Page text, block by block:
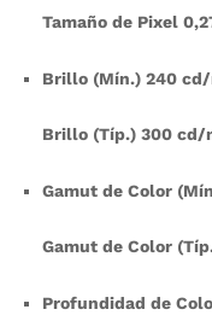
Tamaño de Pixel
Brillo (Mín.) 240 cd/
Brillo (Típ.) 300 cd/
Gamut de Color
Gamut de Color
Profundidad de